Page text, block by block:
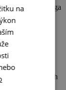
do Santiaga
cestovního
Je jím
která je
razítko,
svých poutních
jednotlivých
zaznamenat
na